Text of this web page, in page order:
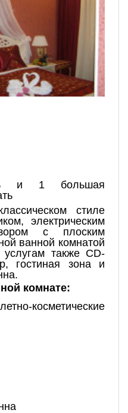
и 1 большая
стиле
электрическим
с плоским
ванной комнатой
также CD-
гостиная зона и
комнате:
косметические